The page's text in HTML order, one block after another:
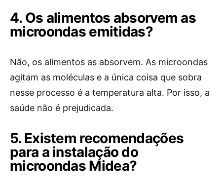
4. Os alimentos absorvem as
microondas emitidas?
Não, os alimentos as absorvem. As microondas
agitam as moléculas e a única coisa que sobra
nesse processo é a temperatura alta. Por isso, a
saúde não é prejudicada.
5. Existem recomendações
para a instalação do
microondas Midea?